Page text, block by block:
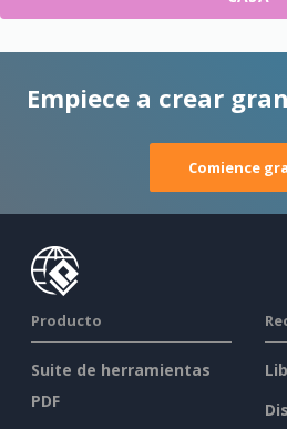
Empiece a crear
Comience
Producto
Suite de herramientas
PDF